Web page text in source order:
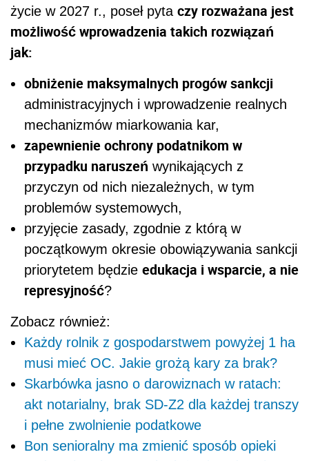
życie w 2027 r., poseł pyta czy rozważana jest
możliwość wprowadzenia takich rozwiązań
jak:
obniżenie maksymalnych progów sankcji
administracyjnych i wprowadzenie realnych
mechanizmów miarkowania kar,
zapewnienie ochrony podatnikom w
przypadku naruszeń wynikających z
przyczyn od nich niezależnych, w tym
problemów systemowych,
przyjęcie zasady, zgodnie z którą w
początkowym okresie obowiązywania sankcji
priorytetem będzie edukacja i wsparcie, a nie
represyjność?
Zobacz również:
Każdy rolnik z gospodarstwem powyżej 1 ha
musi mieć OC. Jakie grożą kary za brak?
Skarbówka jasno o darowiznach w ratach:
akt notarialny, brak SD-Z2 dla każdej transzy
i pełne zwolnienie podatkowe
Bon senioralny ma zmienić sposób opieki